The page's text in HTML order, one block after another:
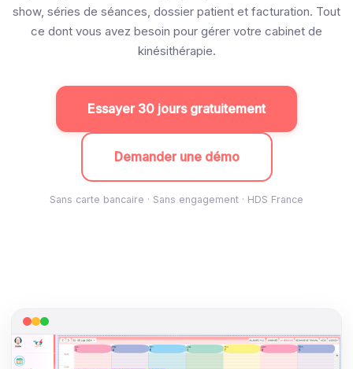
show, séries de séances, dossier patient et facturation. Tout
ce dont vous avez besoin pour gérer votre cabinet de
kinésithérapie.
Essayer 30 jours gratuitement
Demander une démo
Sans carte bancaire · Sans engagement · HDS France